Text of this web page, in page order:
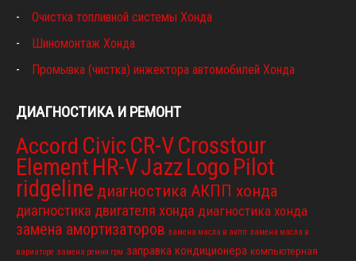
Очистка топливной системы Хонда
Шиномонтаж Хонда
Промывка (чистка) инжектора автомобилей Хонда
ДИАГНОСТИКА И РЕМОНТ
Accord Civic CR-VCrosstour
Element HR-VJazz Logo Pilot
ridgeline диагностика АКПП хонда
диагностика двигателя хонда диагностика хонда
замена амортизаторов замена масла в акпп замена масла в
вариаторе замена ремня грм заправка кондиционера компьютерная